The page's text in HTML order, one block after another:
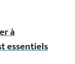
à
essentiels